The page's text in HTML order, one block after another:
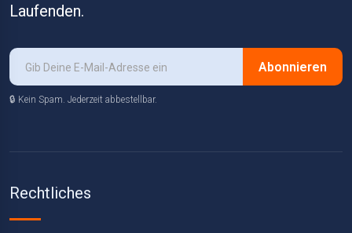
Laufenden.
Abonnieren
🔒 Kein Spam. Jederzeit abbestellbar.
Rechtliches